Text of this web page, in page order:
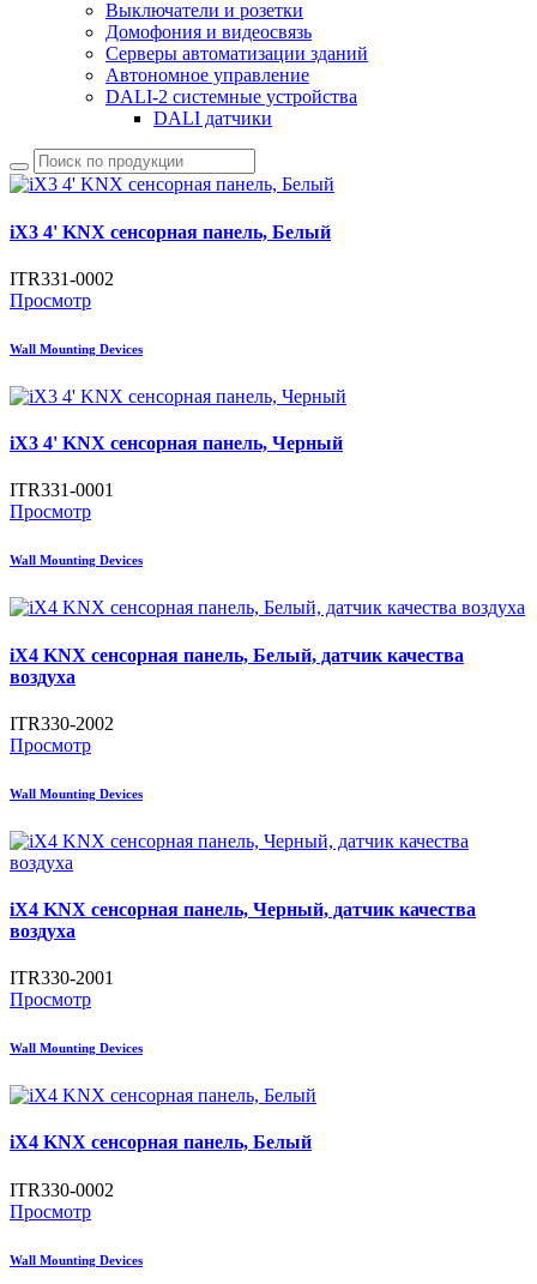
Выключатели и розетки
Домофония и видеосвязь
Серверы автоматизации зданий
Автономное управление
DALI-2 системные устройства
DALI датчики
iX3 4' KNX сенсорная панель, Белый
ITR331-0002
Просмотр
Wall Mounting Devices
iX3 4' KNX сенсорная панель, Черный
ITR331-0001
Просмотр
Wall Mounting Devices
iX4 KNX сенсорная панель, Белый, датчик качества
воздуха
ITR330-2002
Просмотр
Wall Mounting Devices
iX4 KNX сенсорная панель, Черный, датчик качества
воздуха
ITR330-2001
Просмотр
Wall Mounting Devices
iX4 KNX сенсорная панель, Белый
ITR330-0002
Просмотр
Wall Mounting Devices